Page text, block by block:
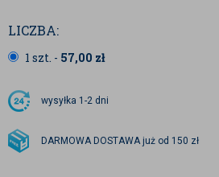
LICZBA:
1 szt. - 57,00 zł
wysyłka 1-2 dni
DARMOWA DOSTAWA już od 150 zł